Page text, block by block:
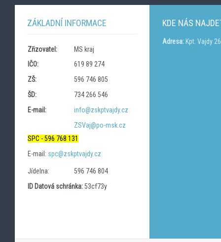
ZÁKLADNÍ INFORMACE
Zřizovatel:
MS kraj
IČO:
619 89 274
ZŠ:
596 746 805
ŠD:
734 266 546
E-mail:
info@zskptvajdy.cz
ZSVaj@po-msk.cz
SPC - 596 768 131
E-mail: spc@zskptvajdy.cz
Jídelna:
596 746 804
ID Datová schránka:53cf73y
KDE NÁS
Adresa:Kpt. Vajdy